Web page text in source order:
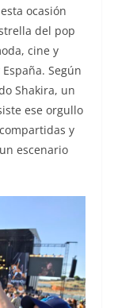
ocasión
del pop
cine y
Según
Shakira, un
ese orgullo
y
escenario